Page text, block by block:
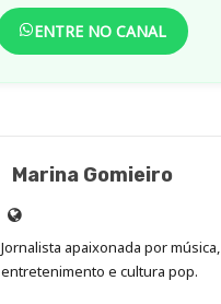
ENTRE NO CANAL
Marina Gomieiro
Site
de
Marina
Jornalista apaixonada por música,
entretenimento e cultura pop.